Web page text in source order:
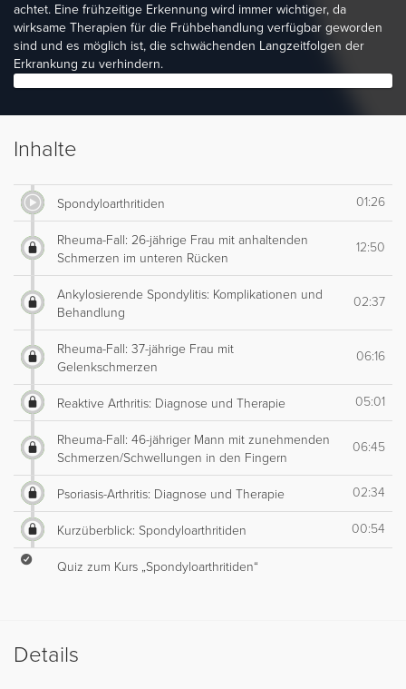
achtet. Eine frühzeitige Erkennung wird immer wichtiger, da
wirksame Therapien für die Frühbehandlung verfügbar geworden
sind und es möglich ist, die schwächenden Langzeitfolgen der
Erkrankung zu verhindern.
Inhalte
Spondyloarthritiden 01:26
Rheuma-Fall: 26-jährige Frau mit anhaltenden
Schmerzen im unteren Rücken
12:50
Ankylosierende Spondylitis: Komplikationen und
Behandlung
02:37
Rheuma-Fall: 37-jährige Frau mit
Gelenkschmerzen
06:16
Reaktive Arthritis: Diagnose und Therapie 05:01
Rheuma-Fall: 46-jähriger Mann mit zunehmenden
Schmerzen/Schwellungen in den Fingern
06:45
Psoriasis-Arthritis: Diagnose und Therapie 02:34
Kurzüberblick: Spondyloarthritiden 00:54
Quiz zum Kurs „Spondyloarthritiden“
Details